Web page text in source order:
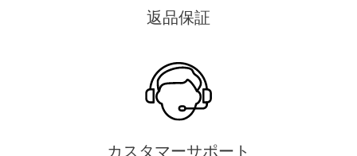
返品保証
カスタマーサポート